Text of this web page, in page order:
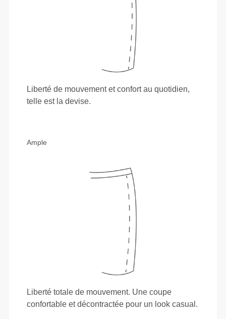
Liberté de mouvement et confort au quotidien,
telle est la devise.
Ample
Liberté totale de mouvement. Une coupe
confortable et décontractée pour un look casual.